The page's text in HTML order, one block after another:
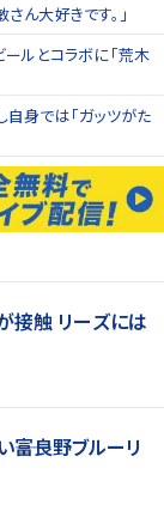
ん大好きです。」
ールとコラボに「荒木
自身では「ガッツがた
接触 リーズには
富良野ブルーリ